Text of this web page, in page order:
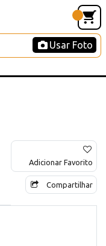
Usar Foto
Adicionar Favorito
Compartilhar